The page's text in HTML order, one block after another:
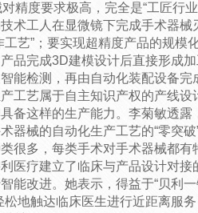
精度要求极高，完全是“工匠行
术工人在显微镜下完成手术器械
艺”；要实现超精度产品的规模
品完成3D建模设计后直接形成
能检测，再由自动化装配设备完
工艺属于自主知识产权的产线设
备这样的生产能力。李菊敏透露
器械的自动化生产工艺的“零突破”
很多，每类手术对手术器械都有
医疗建立了临床与产品设计对接
能改进。她表示，得益于“贝利一
地触达临床医生进行近距离服